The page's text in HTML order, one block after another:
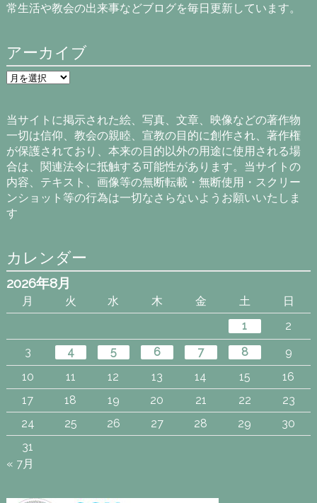
常生活や教会の出来事などブログを毎日更新しています。
アーカイブ
ア
ー
ブ
当サイトに掲示された絵、写真、文章、映像などの著作物
一切は信仰、教会の親睦、宣教の目的に創作され、著作権
が保護されており、本来の目的以外の用途に使用される場
合は、関連法令に抵触する可能性があります。当サイトの
内容、テキスト、画像等の無断転載・無断使用・スクリー
ンショット等の行為は一切なさらないようお願いいたしま
す
カレンダー
2026年8月
月 火 水 木 金 土
日
1
2
3
4 5 6 7 8
9
10
11 12 13 14 15
16
17
18 19 20 21 22
23
24
25 26 27 28 29
30
31
« 7月